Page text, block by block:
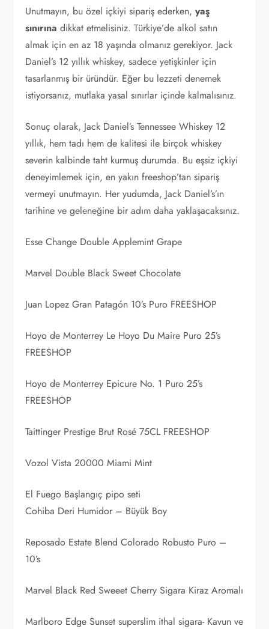
Unutmayın, bu özel içkiyi sipariş ederken,yaş
sınırına dikkat etmelisiniz. Türkiye’de alkol satın
almak için en az 18 yaşında olmanız gerekiyor. Jack
Daniel’s 12 yıllık whiskey, sadece yetişkinler için
tasarlanmış bir üründür. Eğer bu lezzeti denemek
istiyorsanız, mutlaka yasal sınırlar içinde kalmalısınız.
Sonuç olarak, Jack Daniel’s Tennessee Whiskey 12
yıllık, hem tadı hem de kalitesi ile birçok whiskey
severin kalbinde taht kurmuş durumda. Bu eşsiz içkiyi
deneyimlemek için, en yakın freeshop’tan sipariş
vermeyi unutmayın. Her yudumda, Jack Daniel’s’ın
tarihine ve geleneğine bir adım daha yaklaşacaksınız.
Esse Change Double Applemint Grape
Marvel Double Black Sweet Chocolate
Juan Lopez Gran Patagón 10’s Puro FREESHOP
Hoyo de Monterrey Le Hoyo Du Maire Puro 25’s
FREESHOP
Hoyo de Monterrey Epicure No. 1 Puro 25’s
FREESHOP
Taittinger Prestige Brut Rosé 75CL FREESHOP
Vozol Vista 20000 Miami Mint
El Fuego Başlangıç pipo seti
Cohiba Deri Humidor – Büyük Boy
Reposado Estate Blend Colorado Robusto Puro –
10’s
Marvel Black Red Sweeet Cherry Sigara Kiraz Aromalı
Marlboro Edge Sunset superslim ithal sigara- Kavun ve